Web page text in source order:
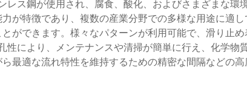
ス鋼が使用され、腐食、酸化、およびさまざまな環
特徴であり、複数の産業分野での多様な用途に適し
ができます。様々なパターンが利用可能で、滑り止
により、メンテナンスや清掃が簡単に行え、化学物
最適な流れ特性を維持するための精密な間隔などの高